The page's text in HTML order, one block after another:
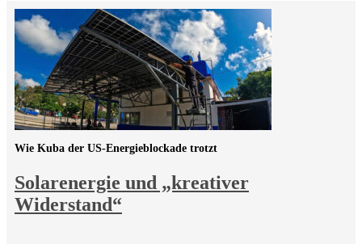
Solarenergie und „kreativer
Widerstand“
Wie Kuba der US-Energieblockade trotzt